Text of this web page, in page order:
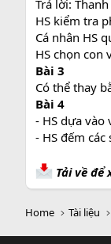
Trả lời:
HS kiểm tra
Cá nhân HS
HS chọn con
Bài 3
Có thể thay
Bài 4
- HS dựa vào
- HS đếm
Tải về để
Home Tài liệu